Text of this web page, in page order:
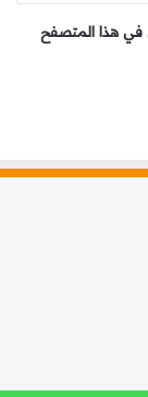
في هذا المتصفح